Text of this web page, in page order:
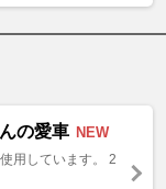
の愛車 NEW
用しています。 2